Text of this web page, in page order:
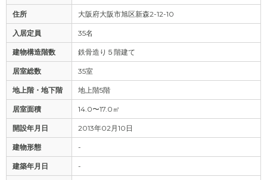
住所 大阪府大阪市旭区新森2-12-10
入居定員 35名
建物構造階数 鉄骨造り５階建て
居室総数 35室
地上階・地下階 地上階5階
居室面積 14.0〜17.0㎡
開設年月日 2013年02月10日
建物形態 -
建築年月日 -